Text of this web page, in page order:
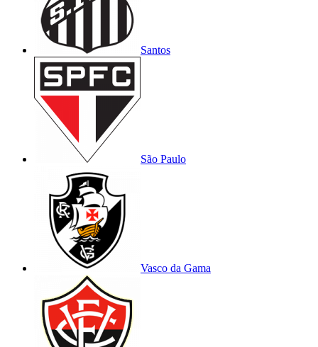
Santos
São Paulo
Vasco da Gama